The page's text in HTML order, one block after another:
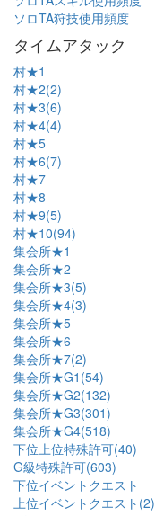
ソロTA狩技使用頻度
タイムアタック
村★1
村★2(2)
村★3(6)
村★4(4)
村★5
村★6(7)
村★7
村★8
村★9(5)
村★10(94)
集会所★1
集会所★2
集会所★3(5)
集会所★4(3)
集会所★5
集会所★6
集会所★7(2)
集会所★G1(54)
集会所★G2(132)
集会所★G3(301)
集会所★G4(518)
下位上位特殊許可(40)
G級特殊許可(603)
下位イベントクエスト
上位イベントクエスト(2)